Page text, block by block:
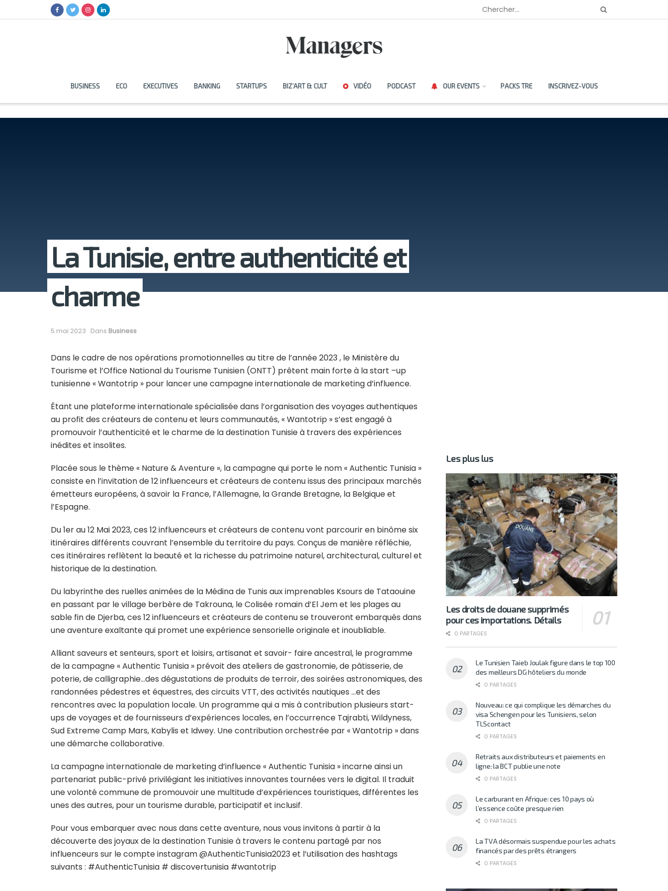
BUSINESS ECO EXECUTIVES BANKING STARTUPS BIZ’ART & CULT VIDÉO PODCAST OUR EVENTS PACKS TRE INSCRIVEZ-VOUS
La Tunisie, entre authenticité et
charme
5 mai 2023 Dans Business
Dans le cadre de nos opérations promotionnelles au titre de l’année 2023 , le Ministère du
Tourisme et l’Office National du Tourisme Tunisien (ONTT) prêtent main forte à la start –up
tunisienne « Wantotrip » pour lancer une campagne internationale de marketing d’influence.
Étant une plateforme internationale spécialisée dans l’organisation des voyages authentiques
au profit des créateurs de contenu et leurs communautés, « Wantotrip » s’est engagé à
promouvoir l’authenticité et le charme de la destination Tunisie à travers des expériences
inédites et insolites.
Placée sous le thème « Nature & Aventure », la campagne qui porte le nom « Authentic Tunisia »
consiste en l’invitation de 12 influenceurs et créateurs de contenu issus des principaux marchés
émetteurs européens, à savoir la France, l’Allemagne, la Grande Bretagne, la Belgique et
l’Espagne.
Du 1er au 12 Mai 2023, ces 12 influenceurs et créateurs de contenu vont parcourir en binôme six
itinéraires différents couvrant l’ensemble du territoire du pays. Conçus de manière réfléchie,
ces itinéraires reflètent la beauté et la richesse du patrimoine naturel, architectural, culturel et
historique de la destination.
Du labyrinthe des ruelles animées de la Médina de Tunis aux imprenables Ksours de Tataouine
en passant par le village berbère de Takrouna, le Colisée romain d’El Jem et les plages au
sable fin de Djerba, ces 12 influenceurs et créateurs de contenu se trouveront embarqués dans
une aventure exaltante qui promet une expérience sensorielle originale et inoubliable.
Alliant saveurs et senteurs, sport et loisirs, artisanat et savoir- faire ancestral, le programme
de la campagne « Authentic Tunisia » prévoit des ateliers de gastronomie, de pâtisserie, de
poterie, de calligraphie…des dégustations de produits de terroir, des soirées astronomiques, des
randonnées pédestres et équestres, des circuits VTT, des activités nautiques …et des
rencontres avec la population locale. Un programme qui a mis à contribution plusieurs start-
ups de voyages et de fournisseurs d’expériences locales, en l’occurrence Tajrabti, Wildyness,
Sud Extreme Camp Mars, Kabylis et Idwey. Une contribution orchestrée par « Wantotrip » dans
une démarche collaborative.
La campagne internationale de marketing d’influence « Authentic Tunisia » incarne ainsi un
partenariat public-privé privilégiant les initiatives innovantes tournées vers le digital. Il traduit
une volonté commune de promouvoir une multitude d’expériences touristiques, différentes les
unes des autres, pour un tourisme durable, participatif et inclusif.
Pour vous embarquer avec nous dans cette aventure, nous vous invitons à partir à la
découverte des joyaux de la destination Tunisie à travers le contenu partagé par nos
influenceurs sur le compte instagram @AuthenticTunisia2023 et l’utilisation des hashtags
suivants : #AuthenticTunisia # discovertunisia #wantotrip
Les plus lus
Les droits de douane supprimés
pour ces importations. Détails
0 PARTAGES
Le Tunisien Taieb Joulak figure dans le top 100
des meilleurs DG hôteliers du monde
0 PARTAGES
Nouveau: ce qui complique les démarches du
visa Schengen pour les Tunisiens, selon
TLScontact
0 PARTAGES
Retraits aux distributeurs et paiements en
ligne: la BCT publie une note
0 PARTAGES
Le carburant en Afrique: ces 10 pays où
l’essence coûte presque rien
0 PARTAGES
La TVA désormais suspendue pour les achats
financés par des prêts étrangers
0 PARTAGES